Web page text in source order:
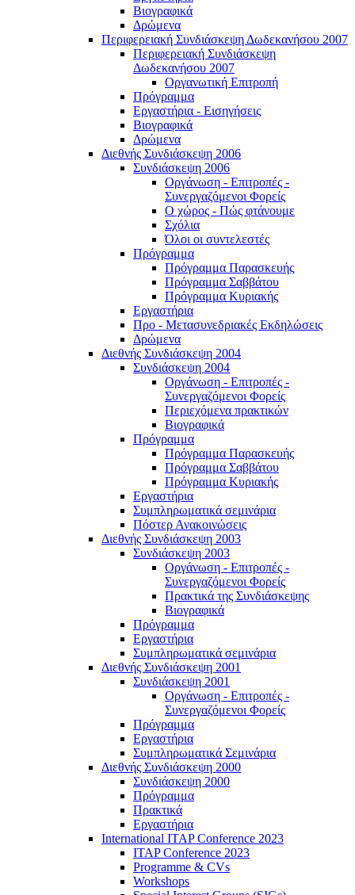
Βιογραφικά
Δρώμενα
Περιφερειακή Συνδιάσκεψη Δωδεκανήσου 2007
Περιφερειακή Συνδιάσκεψη
Δωδεκανήσου 2007
Οργανωτική Επιτροπή
Πρόγραμμα
Εργαστήρια - Εισηγήσεις
Βιογραφικά
Δρώμενα
Διεθνής Συνδιάσκεψη 2006
Συνδιάσκεψη 2006
Οργάνωση - Επιτροπές -
Συνεργαζόμενοι Φορείς
Ο χώρος - Πώς φτάνουμε
Σχόλια
Όλοι οι συντελεστές
Πρόγραμμα
Πρόγραμμα Παρασκευής
Πρόγραμμα Σαββάτου
Πρόγραμμα Κυριακής
Εργαστήρια
Προ - Μετασυνεδριακές Εκδηλώσεις
Δρώμενα
Διεθνής Συνδιάσκεψη 2004
Συνδιάσκεψη 2004
Οργάνωση - Επιτροπές -
Συνεργαζόμενοι Φορείς
Περιεχόμενα πρακτικών
Βιογραφικά
Πρόγραμμα
Πρόγραμμα Παρασκευής
Πρόγραμμα Σαββάτου
Πρόγραμμα Κυριακής
Εργαστήρια
Συμπληρωματικά σεμινάρια
Πόστερ Ανακοινώσεις
Διεθνής Συνδιάσκεψη 2003
Συνδιάσκεψη 2003
Οργάνωση - Επιτροπές -
Συνεργαζόμενοι Φορείς
Πρακτικά της Συνδιάσκεψης
Βιογραφικά
Πρόγραμμα
Εργαστήρια
Συμπληρωματικά σεμινάρια
Διεθνής Συνδιάσκεψη 2001
Συνδιάσκεψη 2001
Οργάνωση - Επιτροπές -
Συνεργαζόμενοι Φορείς
Πρόγραμμα
Εργαστήρια
Συμπληρωματικά Σεμινάρια
Διεθνής Συνδιάσκεψη 2000
Συνδιάσκεψη 2000
Πρόγραμμα
Πρακτικά
Εργαστήρια
International ITAP Conference 2023
ITAP Conference 2023
Programme & CVs
Workshops